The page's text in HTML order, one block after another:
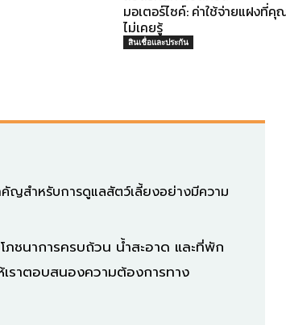
มอเตอร์ไซค์: ค่าใช้จ่ายแฝงที่คุ
ไม่เคยรู้
สินเชื่อและประกัน
คัญสำหรับการดูแลสัตว์เลี้ยงอย่างมีความ
ชนาการครบถ้วน น้ำสะอาด และที่พัก
ราตอบสนองความต้องการทาง